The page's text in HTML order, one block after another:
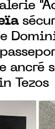
ancré
Tezos